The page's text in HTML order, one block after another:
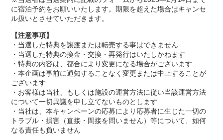
に宿泊予約をお願いいたします。期限を超えた場合はキャンセ
ル扱いとさせていただきます。
【注意事項】
・当選した特典を譲渡または転売する事はできません
・当選した特典の換金・交換・再発行はいたしかねます
・特典の内容は、都合により変更になる場合がございます
・本企画は事前に通知することなく変更または中止することが
ございます
・お客様は当社、もしくは施設の運営方法に従い当該運営方法
について一切異議を申し立てないものとします
・当社は、本キャンペーンの応募により応募者に生じた一切の
トラブル・損害（直接・間接を問いません）等について、如何
なる責任も負いません